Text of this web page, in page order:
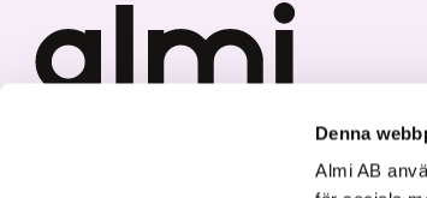
Denna
Almi AB
Vi investerar i hållbar tillväxt